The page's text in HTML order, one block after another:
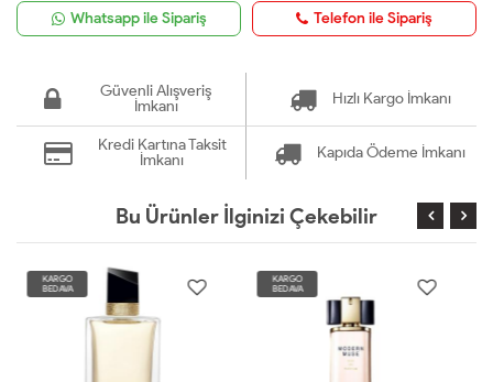
Whatsapp ile Sipariş Telefon ile Sipariş
Güvenli Alışveriş
İmkanı
Hızlı Kargo İmkanı
Kredi Kartına Taksit
İmkanı
Kapıda Ödeme İmkanı
Bu Ürünler İlginizi Çekebilir
KARGO
BEDAVA
KARGO
BEDAVA